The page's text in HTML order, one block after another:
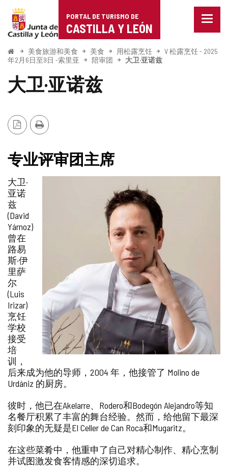
Portal
de
Turismo
de
Castilla
León
PORTAL DE TURISMO DE
CASTILLA Y LEÓN
菜
关
开
始
美食旅游和美食 美食 用松露烹饪
V 松露烹饪 - 2025
年2月6日至9日 -索里亚
陪审团 大卫·亚诺兹
大卫·亚诺兹
PDF
打
专业评审团主席
大卫·
亚诺
兹
(David
Yárnoz)
曾在
路易
斯·伊
里萨
尔
(Luis
Irizar)
烹饪
学校
接受
培
训，
后来成为他的导师，2004 年，他接管了 Molino de
Urdániz 的厨房。
彼时，他已在Akelarre、Rodero和Bodegón Alejandro等知
名餐厅积累了丰富的舞台经验。然而，给他留下最深
刻印象的无疑是El Celler de Can Roca和Mugaritz。
在这些菜肴中，他重申了自己对精心制作、精心烹制
并试图激发食客情感的深切追求。